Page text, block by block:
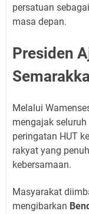
persatuan
masa depan.
Presiden
Melalui
mengajak
peringatan HUT
rakyat yang
kebersamaan.
Masyarakat
mengibarkan